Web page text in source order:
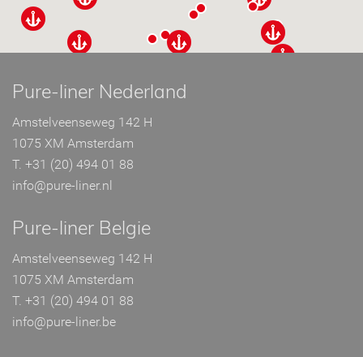
Pure-liner Nederland
Amstelveenseweg 142 H
1075 XM Amsterdam
T. +31 (20) 494 01 88
info@pure-liner.nl
Pure-liner Belgie
Amstelveenseweg 142 H
1075 XM Amsterdam
T. +31 (20) 494 01 88
info@pure-liner.be